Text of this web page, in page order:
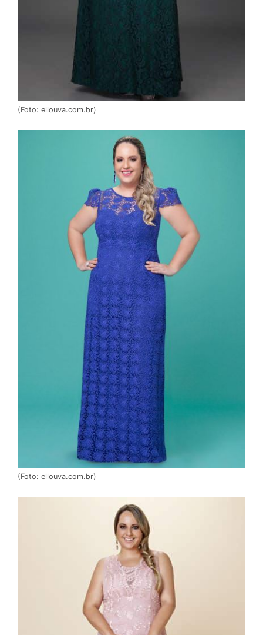
(Foto: ellouva.com.br)
(Foto: ellouva.com.br)